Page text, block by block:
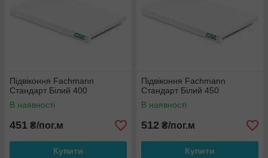
Підвіконня Fachmann
Стандарт Білий 400
В наявності
451 ₴/пог.м
Купити
Підвіконня Fachmann
Стандарт Білий 450
В наявності
512 ₴/пог.м
Купити